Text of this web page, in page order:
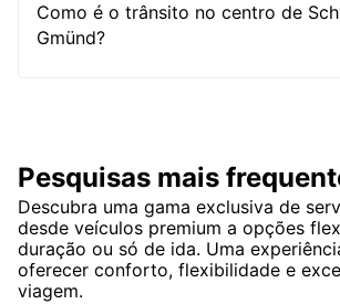
Como é o trânsito no centro de
Gmünd?
Pesquisas mais
Descubra uma gama exclusiva de
desde veículos premium a opções
duração ou só de ida. Uma
oferecer conforto, flexibilidade e
viagem.